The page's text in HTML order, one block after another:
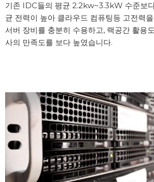
기존 IDC들의 평균 2.2kw~3.3kW 수준보
균 전력이 높아 클라우드 컴퓨팅등 고전력
서버 장비를 충분히 수용하고, 랙공간 활용
사의 만족도를 보다 높였습니다.